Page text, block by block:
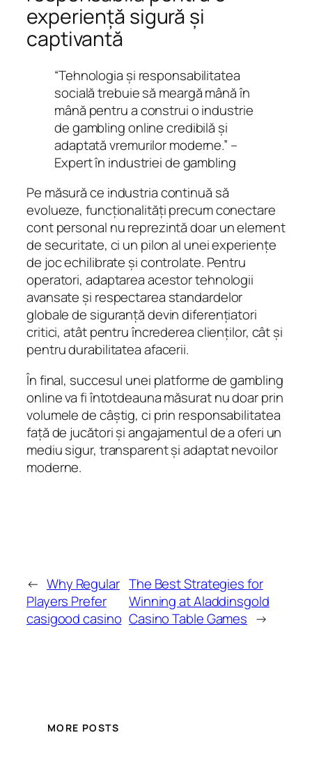
experiență sigură și
captivantă
“Tehnologia și responsabilitatea
socială trebuie să meargă mână în
mână pentru a construi o industrie
de gambling online credibilă și
adaptată vremurilor moderne.” –
Expert în industriei de gambling
Pe măsură ce industria continuă să
evolueze, funcționalități precum conectare
cont personal nu reprezintă doar un element
de securitate, ci un pilon al unei experiențe
de joc echilibrate și controlate. Pentru
operatori, adaptarea acestor tehnologii
avansate și respectarea standardelor
globale de siguranță devin diferențiatori
critici, atât pentru încrederea clienților, cât și
pentru durabilitatea afacerii.
În final, succesul unei platforme de gambling
online va fi întotdeauna măsurat nu doar prin
volumele de câștig, ci prin responsabilitatea
față de jucători și angajamentul de a oferi un
mediu sigur, transparent și adaptat nevoilor
moderne.
← Why Regular
Players Prefer
casigood casino
The Best Strategies for
Winning at Aladdinsgold
Casino Table Games →
MORE POSTS